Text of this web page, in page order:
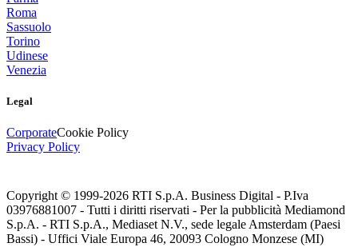
Roma
Sassuolo
Torino
Udinese
Venezia
Legal
CorporateCookie Policy
Privacy Policy
Copyright © 1999-2026 RTI S.p.A. Business Digital - P.Iva
03976881007 - Tutti i diritti riservati - Per la pubblicità Mediamond
S.p.A. - RTI S.p.A., Mediaset N.V., sede legale Amsterdam (Paesi
Bassi) - Uffici Viale Europa 46, 20093 Cologno Monzese (MI)